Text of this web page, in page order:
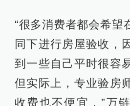
“很多消费者都会希望
同下进行房屋验收，
到一些自己平时很容
但实际上，专业验房
收费也不便宜，”万